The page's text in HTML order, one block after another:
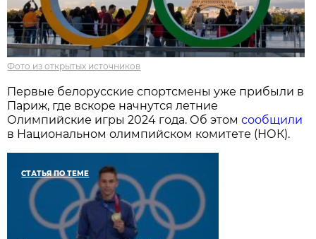
Фото из открытых источников
Первые белорусские спортсмены уже прибыли в
Париж, где вскоре начнутся летние
Олимпийские игры 2024 года. Об этомсообщили
в Национальном олимпийском комитете (НОК).
СТАТЬЯ ПО ТЕМЕ